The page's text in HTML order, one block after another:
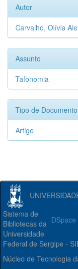
Autor
Carvalho, Olívia
Assunto
Tafonomia
Tipo de Documento
Artigo
Sistema de
Bibliotecas da
Universidade
Federal de Sergipe -
Núcleo de Tecnologia